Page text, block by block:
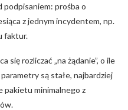
prośba o
z jednym incydentem, np.
faktur.
się rozliczać „na żądanie”, o ile
są stałe, najbardziej
minimalnego z